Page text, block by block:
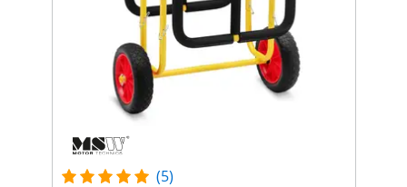
(5)